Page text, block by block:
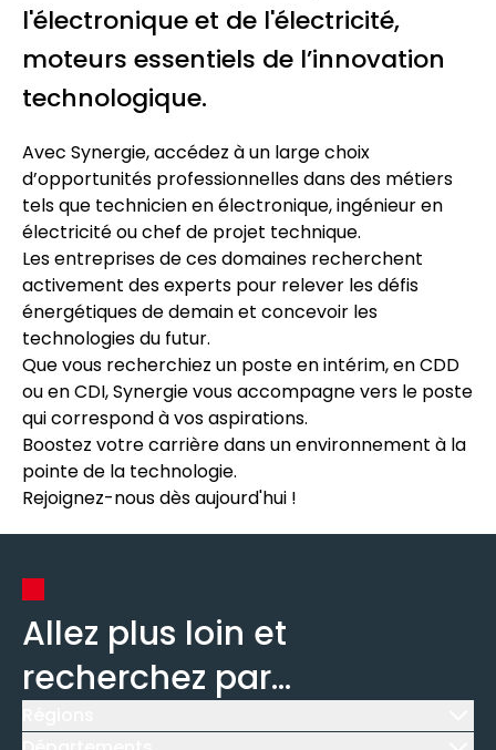
l'électronique et de l'électricité,
moteurs essentiels de l’innovation
technologique.
Avec Synergie, accédez à un large choix
d’opportunités professionnelles dans des métiers
tels que technicien en électronique, ingénieur en
électricité ou chef de projet technique.
Les entreprises de ces domaines recherchent
activement des experts pour relever les défis
énergétiques de demain et concevoir les
technologies du futur.
Que vous recherchiez un poste en intérim, en CDD
ou en CDI, Synergie vous accompagne vers le poste
qui correspond à vos aspirations.
Boostez votre carrière dans un environnement à la
pointe de la technologie.
Rejoignez-nous dès aujourd'hui !
Allez plus loin et
recherchez par...